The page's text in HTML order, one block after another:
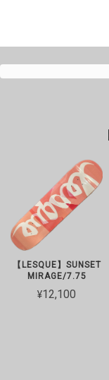
【LESQUE】SUNSET
MIRAGE/7.75
¥12,100